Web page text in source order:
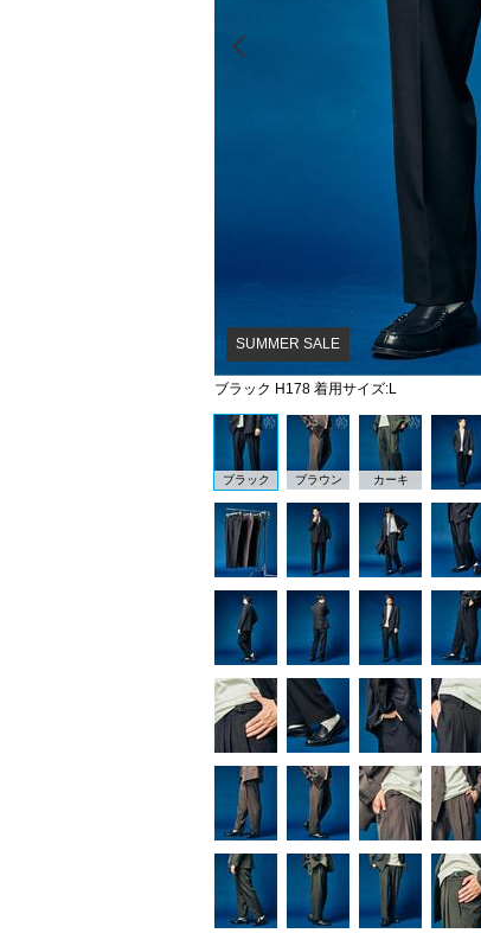
ブラック H178 着用サイズ:L
SUMMER SALE
ブラック ブラウン カーキ